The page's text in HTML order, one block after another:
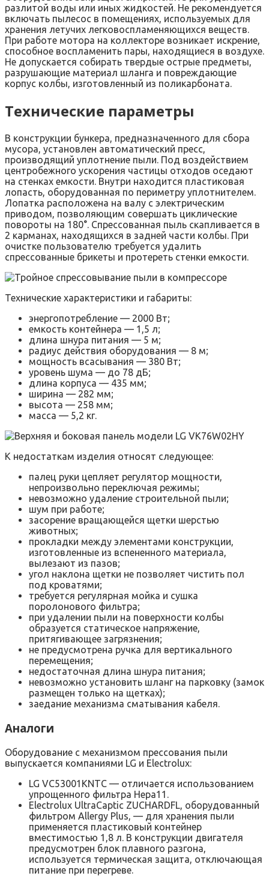
разлитой воды или иных жидкостей. Не рекомендуется
включать пылесос в помещениях, используемых для
хранения летучих легковоспламеняющихся веществ.
При работе мотора на коллекторе возникает искрение,
способное воспламенить пары, находящиеся в воздухе.
Не допускается собирать твердые острые предметы,
разрушающие материал шланга и повреждающие
корпус колбы, изготовленный из поликарбоната.
Технические параметры
В конструкции бункера, предназначенного для сбора
мусора, установлен автоматический пресс,
производящий уплотнение пыли. Под воздействием
центробежного ускорения частицы отходов оседают
на стенках емкости. Внутри находится пластиковая
лопасть, оборудованная по периметру уплотнителем.
Лопатка расположена на валу с электрическим
приводом, позволяющим совершать циклические
повороты на 180°. Спрессованная пыль скапливается в
2 карманах, находящихся в задней части колбы. При
очистке пользователю требуется удалить
спрессованные брикеты и протереть стенки емкости.
Технические характеристики и габариты:
энергопотребление — 2000 Вт;
емкость контейнера — 1,5 л;
длина шнура питания — 5 м;
радиус действия оборудования — 8 м;
мощность всасывания — 380 Вт;
уровень шума — до 78 дБ;
длина корпуса — 435 мм;
ширина — 282 мм;
высота — 258 мм;
масса — 5,2 кг.
К недостаткам изделия относят следующее:
палец руки цепляет регулятор мощности,
непроизвольно переключая режимы;
невозможно удаление строительной пыли;
шум при работе;
засорение вращающейся щетки шерстью
животных;
прокладки между элементами конструкции,
изготовленные из вспененного материала,
вылезают из пазов;
угол наклона щетки не позволяет чистить пол
под кроватями;
требуется регулярная мойка и сушка
поролонового фильтра;
при удалении пыли на поверхности колбы
образуется статическое напряжение,
притягивающее загрязнения;
не предусмотрена ручка для вертикального
перемещения;
недостаточная длина шнура питания;
невозможно установить шланг на парковку (замок
размещен только на щетках);
заедание механизма сматывания кабеля.
Аналоги
Оборудование с механизмом прессования пыли
выпускается компаниями LG и Electrolux:
LG VC53001KNTC — отличается использованием
упрощенного фильтра Hepa11.
Electrolux UltraCaptic ZUCHARDFL, оборудованный
фильтром Allergy Plus, — для хранения пыли
применяется пластиковый контейнер
вместимостью 1,8 л. В конструкции двигателя
предусмотрен блок плавного разгона,
используется термическая защита, отключающая
питание при перегреве.